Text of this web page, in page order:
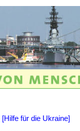
[Hilfe für die Ukraine]